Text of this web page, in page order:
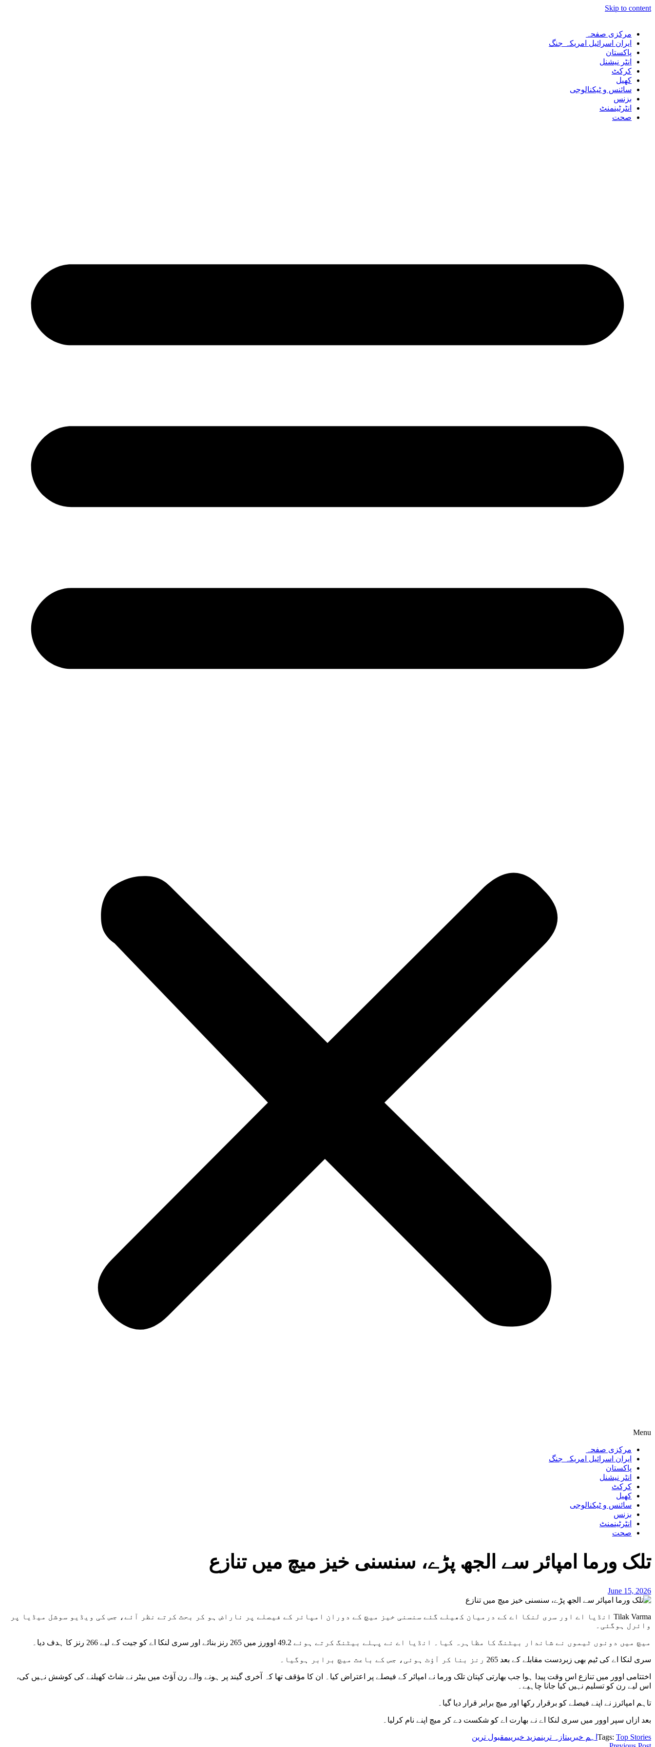
Skip to content
مرکزی صفحہ
ایران اسرائیل امریکہ جنگ
پاکستان
انٹر نیشنل
کرکٹ
کھیل
سائنس و ٹیکنالوجی
بزنس
انٹرٹینمنٹ
صحت
Menu
مرکزی صفحہ
ایران اسرائیل امریکہ جنگ
پاکستان
انٹر نیشنل
کرکٹ
کھیل
سائنس و ٹیکنالوجی
بزنس
انٹرٹینمنٹ
صحت
تلک ورما امپائر سے الجھ پڑے، سنسنی خیز میچ میں تنازع
June 15, 2026
Tilak Varma انڈیا اے اور سری لنکا اے کے درمیان کھیلے گئے سنسنی خیز میچ کے دوران امپائر کے فیصلے پر ناراض ہو کر بحث کرتے نظر آئے، جس کی ویڈیو سوشل میڈیا پر
وائرل ہوگئی۔
میچ میں دونوں ٹیموں نے شاندار بیٹنگ کا مظاہرہ کیا۔ انڈیا اے نے پہلے بیٹنگ کرتے ہوئے 49.2 اوورز میں 265 رنز بنائے اور سری لنکا اے کو جیت کے لیے 266 رنز کا ہدف دیا۔
سری لنکا اے کی ٹیم بھی زبردست مقابلے کے بعد 265 رنز بنا کر آؤٹ ہوئی، جس کے باعث میچ برابر ہوگیا۔
اختتامی اوور میں تنازع اس وقت پیدا ہوا جب بھارتی کپتان تلک ورما نے امپائر کے فیصلے پر اعتراض کیا۔ ان کا مؤقف تھا کہ آخری گیند پر ہونے والے رن آؤٹ میں بیٹر نے شاٹ کھیلنے کی کوشش نہیں کی،
اس لیے رن کو تسلیم نہیں کیا جانا چاہیے۔
تاہم امپائرز نے اپنے فیصلے کو برقرار رکھا اور میچ برابر قرار دیا گیا۔
بعد ازاں سپر اوور میں سری لنکا اے نے بھارت اے کو شکست دے کر میچ اپنے نام کرلیا۔
Tags: Top Stories اہم خبریںتازہ ترینمزید خبریںمقبول ترین